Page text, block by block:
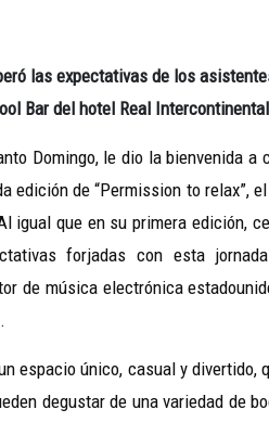
las expectativas de los
Bar del hotel Real
Domingo, le dio la bienvenida a
edición de “Permission to relax”,
igual que en su primera edición,
forjadas con esta
de música electrónica
espacio único, casual y divertido,
degustar de una variedad de